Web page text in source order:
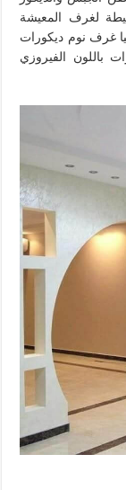
بسيطة لغرف المعيشة
غرف نوم ديكورات
باللون الفيروزي